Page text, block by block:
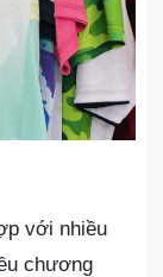
với nhiều
chương